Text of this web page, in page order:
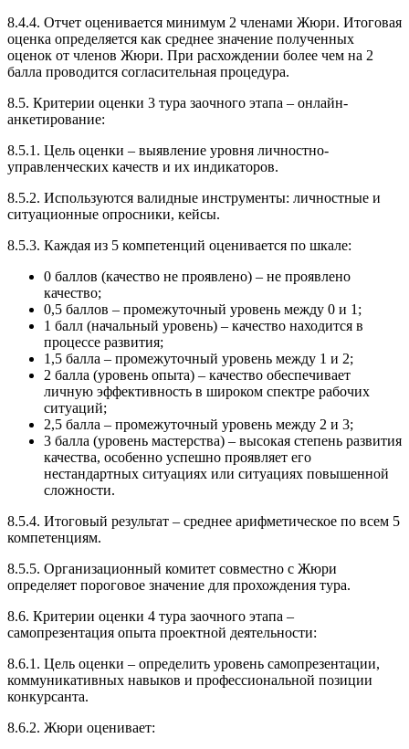
8.4.4. Отчет оценивается минимум 2 членами Жюри. Итоговая
оценка определяется как среднее значение полученных
оценок от членов Жюри. При расхождении более чем на 2
балла проводится согласительная процедура.
8.5. Критерии оценки 3 тура заочного этапа – онлайн-
анкетирование:
8.5.1. Цель оценки – выявление уровня личностно-
управленческих качеств и их индикаторов.
8.5.2. Используются валидные инструменты: личностные и
ситуационные опросники, кейсы.
8.5.3. Каждая из 5 компетенций оценивается по шкале:
0 баллов (качество не проявлено) – не проявлено
качество;
0,5 баллов – промежуточный уровень между 0 и 1;
1 балл (начальный уровень) – качество находится в
процессе развития;
1,5 балла – промежуточный уровень между 1 и 2;
2 балла (уровень опыта) – качество обеспечивает
личную эффективность в широком спектре рабочих
ситуаций;
2,5 балла – промежуточный уровень между 2 и 3;
3 балла (уровень мастерства) – высокая степень развития
качества, особенно успешно проявляет его
нестандартных ситуациях или ситуациях повышенной
сложности.
8.5.4. Итоговый результат – среднее арифметическое по всем 5
компетенциям.
8.5.5. Организационный комитет совместно с Жюри
определяет пороговое значение для прохождения тура.
8.6. Критерии оценки 4 тура заочного этапа –
самопрезентация опыта проектной деятельности:
8.6.1. Цель оценки – определить уровень самопрезентации,
коммуникативных навыков и профессиональной позиции
конкурсанта.
8.6.2. Жюри оценивает: